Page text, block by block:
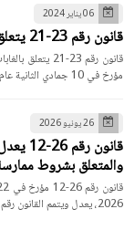
06 يناير 2024
قانون رقم 23-21 يتعلق بالغابات والثروات الغابية PDF
مؤرخ في 10 جمادي الثانية عام 1445 الموافق 23 ديسم…
26 يونيو 2026
والمتعلق بشروط
2026، يعدل ويتمم القانون رقم 04-08 المؤرخ في 27 جماد…